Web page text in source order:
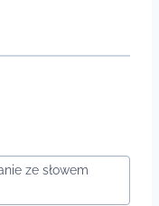
ze słowem